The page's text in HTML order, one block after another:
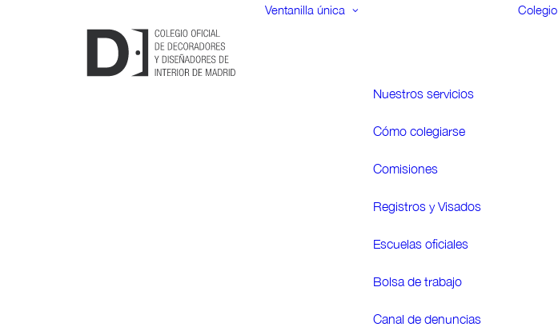
Ventanilla única
Nuestros servicios
Cómo colegiarse
Comisiones
Registros y Visados
Escuelas oficiales
Bolsa de trabajo
Canal de denuncias
Colegio